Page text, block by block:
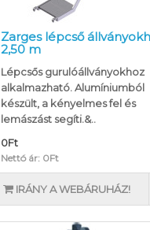
Zarges lépcső
2,50 m
Lépcsős gurulóállványokhoz
alkalmazható. Alumíniumból
készült, a kényelmes fel és
lemászást segíti.&..
0Ft
Nettó ár: 0Ft
IRÁNY A WEBÁRUHÁZ!